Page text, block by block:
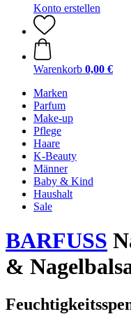
Konto erstellen
Warenkorb 0,00 €
Marken
Parfum
Make-up
Pflege
Haare
K-Beauty
Männer
Baby & Kind
Haushalt
Sale
BARFUSS
&